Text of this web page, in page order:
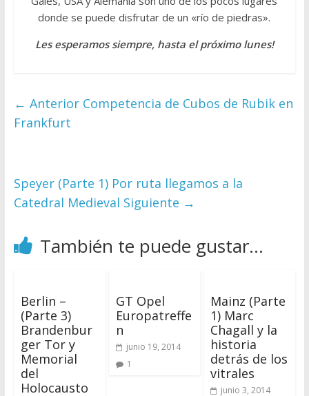
donde se puede disfrutar de un «río de piedras».
Les esperamos siempre, hasta el próximo lunes!
← AnteriorCompetencia de Cubos de Rubik en
Frankfurt
Speyer (Parte 1) Por ruta llegamos a la
Catedral Medieval Siguiente →
También te puede gustar...
Berlin –
(Parte 3)
Brandenbur
ger Tor y
Memorial
del
Holocausto
GT Opel
Europatreffe
n
junio 19, 2014
1
Mainz (Parte
1) Marc
Chagall y la
historia
detrás de los
vitrales
junio 3, 2014